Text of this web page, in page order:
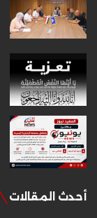
أحدث المقالات